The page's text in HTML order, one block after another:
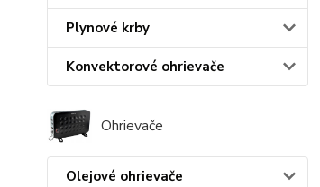
Plynové krby
Konvektorové ohrievače
Ohrievače
Olejové ohrievače